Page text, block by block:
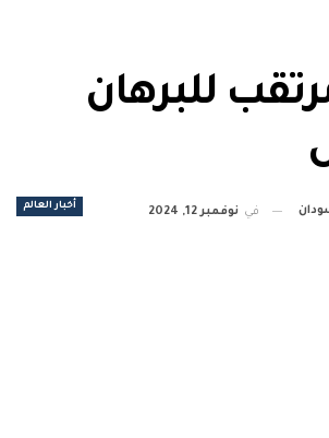
للبرهان
أخبار العالم في نوفمبر 12, 2024